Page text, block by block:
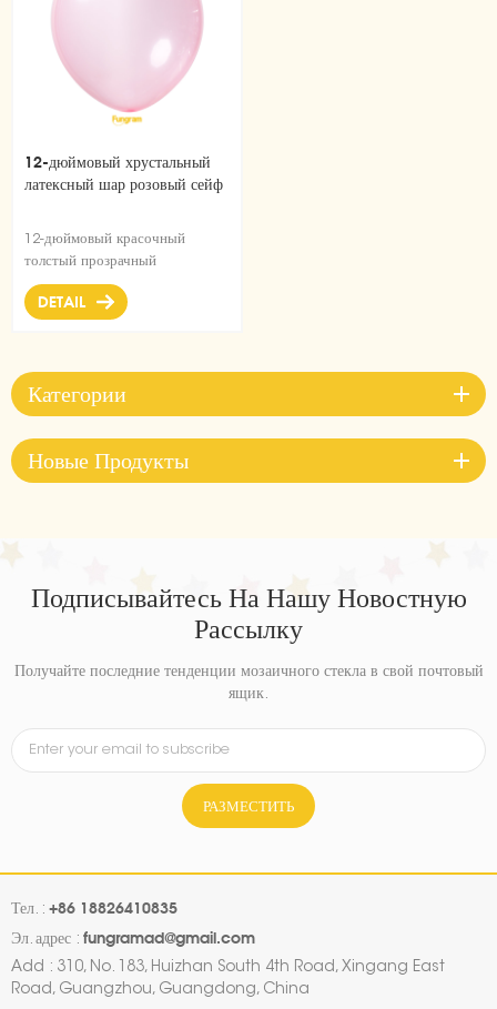
12-дюймовый хрустальный
латексный шар розовый сейф
12-дюймовый красочный
толстый прозрачный
воздушный шар из латекса для
свадьбы, дня рождения,
DETAIL
Категории
Новые Продукты
Подписывайтесь На Нашу Новостную
Рассылку
Получайте последние тенденции мозаичного стекла в свой почтовый
ящик.
РАЗМЕСТИТЬ
Тел. : +86 18826410835
Эл. адрес : fungramad@gmail.com
Add : 310, No. 183, Huizhan South 4th Road, Xingang East
Road, Guangzhou, Guangdong, China